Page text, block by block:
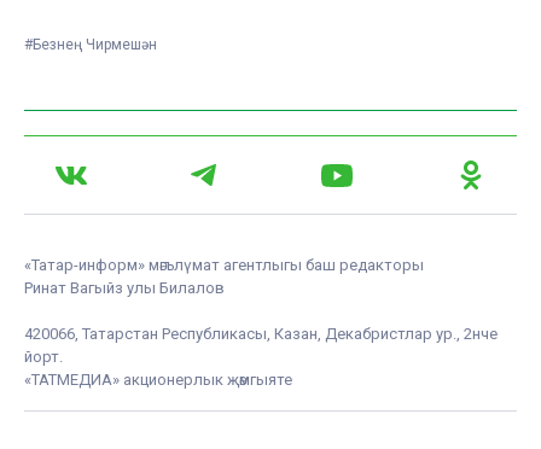
#Безнең Чирмешән
«Татар-информ» мәгълүмат агентлыгы баш редакторы
Ринат Вагыйз улы Билалов
420066, Татарстан Республикасы, Казан, Декабристлар ур., 2нче
йорт.
«ТАТМЕДИА» акционерлык җәмгыяте